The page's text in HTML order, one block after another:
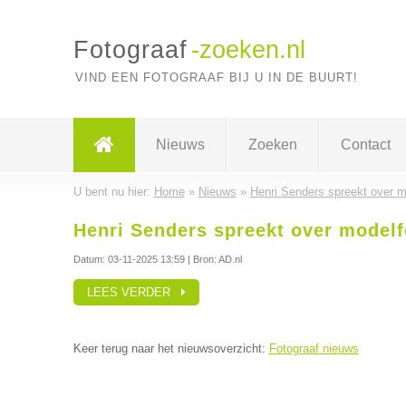
Fotograaf -zoeken.nl
VIND EEN FOTOGRAAF BIJ U IN DE BUURT!
Nieuws Zoeken Contact
U bent nu hier: Home» Nieuws » Henri Senders spreekt over
Henri Senders spreekt over
Datum: 03-11-2025 13:59| Bron: AD.nl
LEES VERDER
Keer terug naar het nieuwsoverzicht: Fotograaf nieuws